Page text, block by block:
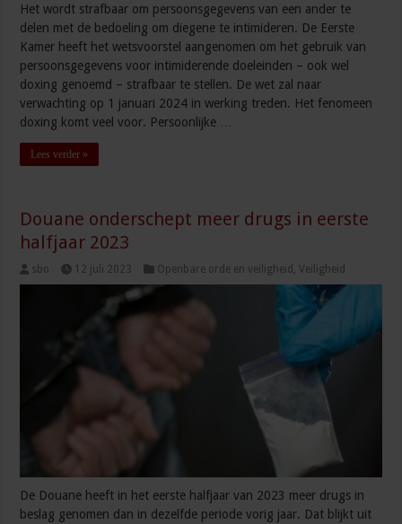
Het wordt strafbaar om persoonsgegevens van een ander te
delen met de bedoeling om diegene te intimideren. De Eerste
Kamer heeft het wetsvoorstel aangenomen om het gebruik van
persoonsgegevens voor intimiderende doeleinden – ook wel
doxing genoemd – strafbaar te stellen. De wet zal naar
verwachting op 1 januari 2024 in werking treden. Het fenomeen
doxing komt veel voor. Persoonlijke …
Lees verder »
Douane onderschept meer drugs in eerste
halfjaar 2023
sbo 12 juli 2023 Openbare orde en veiligheid ,Veiligheid
De Douane heeft in het eerste halfjaar van 2023 meer drugs in
beslag genomen dan in dezelfde periode vorig jaar. Dat blijkt uit